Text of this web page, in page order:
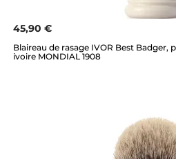
45,90 €
Blaireau de rasage IVOR Best Badger,
ivoire MONDIAL 1908